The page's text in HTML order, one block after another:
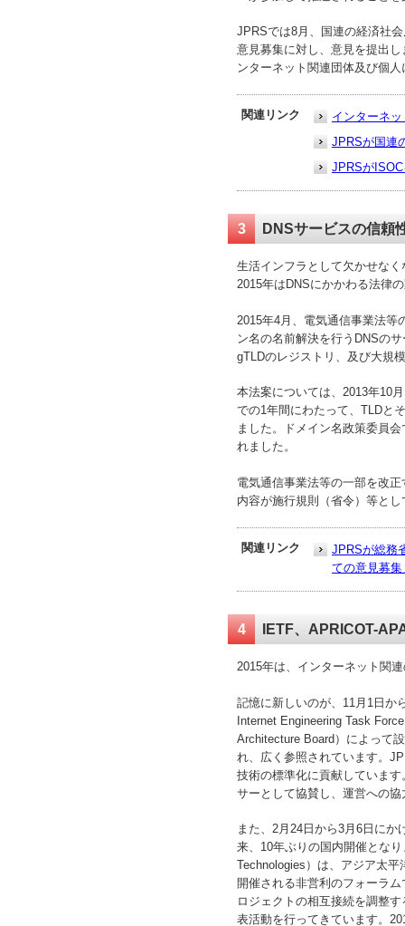
JPRSでは8月、国連の経済社
意見募集に対し、意見を提出
ンターネット関連団体及び個
関連リンク
インターネ
JPRSが国連
JPRSが
3 DNSサービスの信頼
生活インフラとして欠かせな
2015年はDNSにかかわる法律
2015年4月、電気通信事業法
ン名の名前解決を行うDNSの
gTLDのレジストリ、及び大規
本法案については、2013年10
での1年間にわたって、TLDと
ました。ドメイン名政策委員
れました。
電気通信事業法等の一部を改
内容が施行規則（省令）等と
関連リンク
JPRSが総務
ての意見募
4 IETF、APRICOT-
2015年は、インターネット関
記憶に新しいのが、11月1日か
Internet Engineering Task
Architecture Board）によって
れ、広く参照されています。
技術の標準化に貢献していま
サーとして協賛し、運営への
また、2月24日から3月6日に
来、10年ぶりの国内開催とな
Technologies）は、アジア太
開催される非営利のフォーラ
ロジェクトの相互接続を調整
表活動を行ってきています。